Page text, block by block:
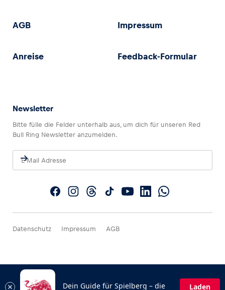
AGB Impressum
Anreise Feedback-Formular
Newsletter
Bitte fülle die Felder unterhalb aus, um dich für unseren Red
Bull Ring Newsletter anzumelden.
Datenschutz Impressum AGB
Dein Guide für Spielberg – die Laden